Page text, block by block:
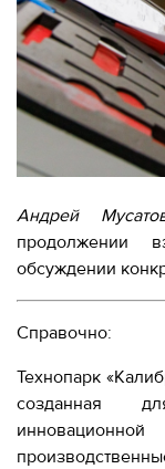
Андрей
продолжении
обсуждении
Справочно:
Технопарк
созданная